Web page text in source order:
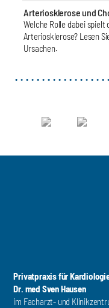
Arteriosklerose und
Welche Rolle dabei spielt
Arteriosklerose? Lesen
Ursachen.
Privatpraxis für
Dr. med Sven Hausen
im Facharzt- und